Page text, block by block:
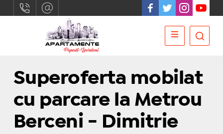
Superoferta mobilat
cu parcare la Metrou
Berceni - Dimitrie